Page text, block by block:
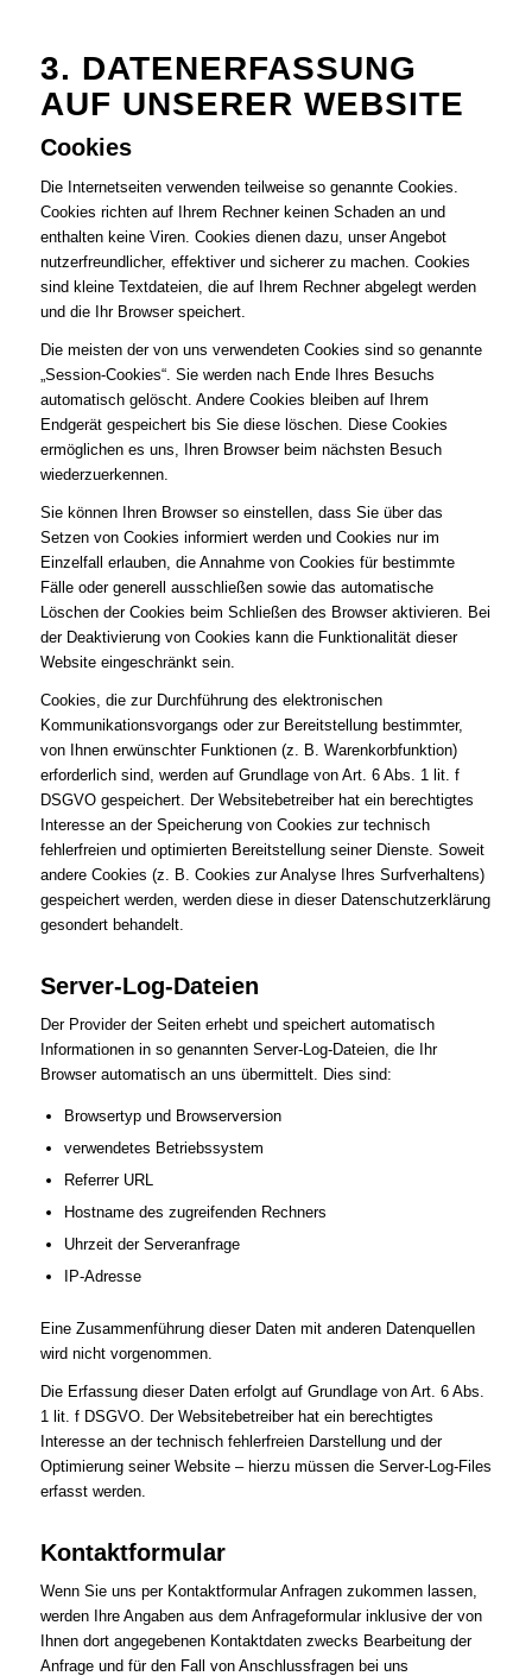
3. DATENERFASSUNG
AUF UNSERER WEBSITE
Cookies
Die Internetseiten verwenden teilweise so genannte Cookies.
Cookies richten auf Ihrem Rechner keinen Schaden an und
enthalten keine Viren. Cookies dienen dazu, unser Angebot
nutzerfreundlicher, effektiver und sicherer zu machen. Cookies
sind kleine Textdateien, die auf Ihrem Rechner abgelegt werden
und die Ihr Browser speichert.
Die meisten der von uns verwendeten Cookies sind so genannte
„Session-Cookies“. Sie werden nach Ende Ihres Besuchs
automatisch gelöscht. Andere Cookies bleiben auf Ihrem
Endgerät gespeichert bis Sie diese löschen. Diese Cookies
ermöglichen es uns, Ihren Browser beim nächsten Besuch
wiederzuerkennen.
Sie können Ihren Browser so einstellen, dass Sie über das
Setzen von Cookies informiert werden und Cookies nur im
Einzelfall erlauben, die Annahme von Cookies für bestimmte
Fälle oder generell ausschließen sowie das automatische
Löschen der Cookies beim Schließen des Browser aktivieren. Bei
der Deaktivierung von Cookies kann die Funktionalität dieser
Website eingeschränkt sein.
Cookies, die zur Durchführung des elektronischen
Kommunikationsvorgangs oder zur Bereitstellung bestimmter,
von Ihnen erwünschter Funktionen (z. B. Warenkorbfunktion)
erforderlich sind, werden auf Grundlage von Art. 6 Abs. 1 lit. f
DSGVO gespeichert. Der Websitebetreiber hat ein berechtigtes
Interesse an der Speicherung von Cookies zur technisch
fehlerfreien und optimierten Bereitstellung seiner Dienste. Soweit
andere Cookies (z. B. Cookies zur Analyse Ihres Surfverhaltens)
gespeichert werden, werden diese in dieser Datenschutzerklärung
gesondert behandelt.
Server-Log-Dateien
Der Provider der Seiten erhebt und speichert automatisch
Informationen in so genannten Server-Log-Dateien, die Ihr
Browser automatisch an uns übermittelt. Dies sind:
Browsertyp und Browserversion
verwendetes Betriebssystem
Referrer URL
Hostname des zugreifenden Rechners
Uhrzeit der Serveranfrage
IP-Adresse
Eine Zusammenführung dieser Daten mit anderen Datenquellen
wird nicht vorgenommen.
Die Erfassung dieser Daten erfolgt auf Grundlage von Art. 6 Abs.
1 lit. f DSGVO. Der Websitebetreiber hat ein berechtigtes
Interesse an der technisch fehlerfreien Darstellung und der
Optimierung seiner Website – hierzu müssen die Server-Log-Files
erfasst werden.
Kontaktformular
Wenn Sie uns per Kontaktformular Anfragen zukommen lassen,
werden Ihre Angaben aus dem Anfrageformular inklusive der von
Ihnen dort angegebenen Kontaktdaten zwecks Bearbeitung der
Anfrage und für den Fall von Anschlussfragen bei uns